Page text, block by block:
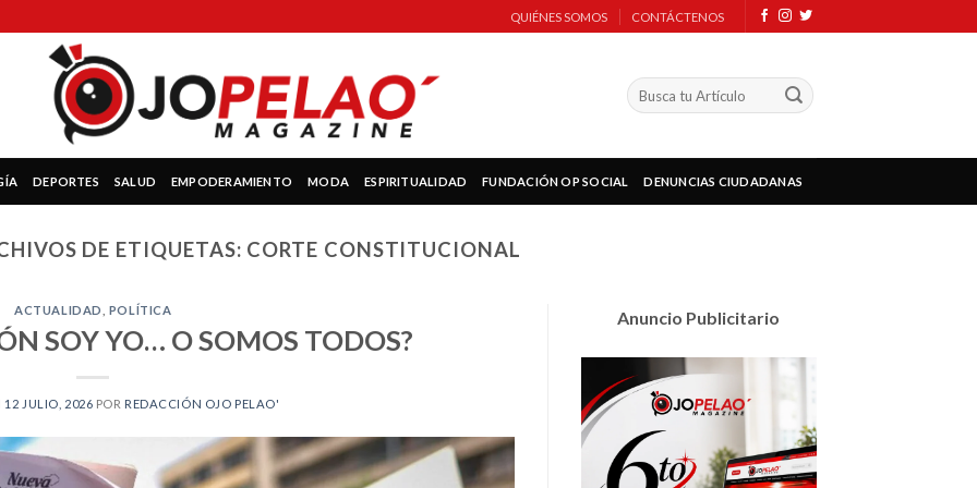
QUIÉNES SOMOS CONTÁCTENOS
DEPORTES SALUD EMPODERAMIENTO MODA ESPIRITUALIDAD FUNDACIÓN OP SOCIAL DENUNCIAS CIUDADANAS
DE ETIQUETAS: CORTE CONSTITUCIONAL
ACTUALIDAD POLÍTICA
SOY YO… O SOMOS TODOS?
12 JULIO, 2026 POR REDACCIÓN OJO PELAO'
Anuncio Publicitario